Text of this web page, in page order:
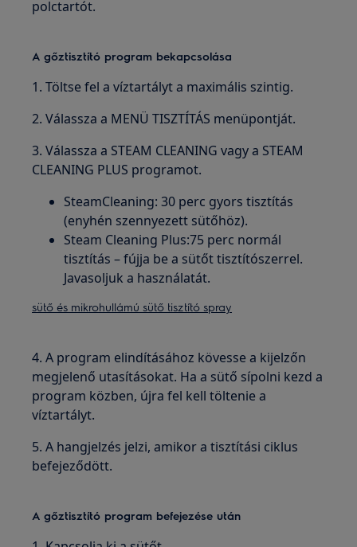
polctartót.
A gőztisztító program bekapcsolása
1. Töltse fel a víztartályt a maximális szintig.
2. Válassza a MENÜ TISZTÍTÁS menüpontját.
3. Válassza a STEAM CLEANING vagy a STEAM
CLEANING PLUS programot.
SteamCleaning: 30 perc gyors tisztítás
(enyhén szennyezett sütőhöz).
Steam Cleaning Plus:75 perc normál
tisztítás – fújja be a sütőt tisztítószerrel.
Javasoljuk a használatát.
sütő és mikrohullámú sütő tisztító spray
4. A program elindításához kövesse a kijelzőn
megjelenő utasításokat. Ha a sütő sípolni kezd a
program közben, újra fel kell töltenie a
víztartályt.
5. A hangjelzés jelzi, amikor a tisztítási ciklus
befejeződött.
A gőztisztító program befejezése után